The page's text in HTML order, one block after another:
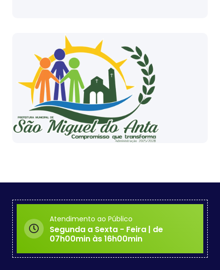
Atendimento ao Público
Segunda a Sexta - Feira | de
07h00min às 16h00min